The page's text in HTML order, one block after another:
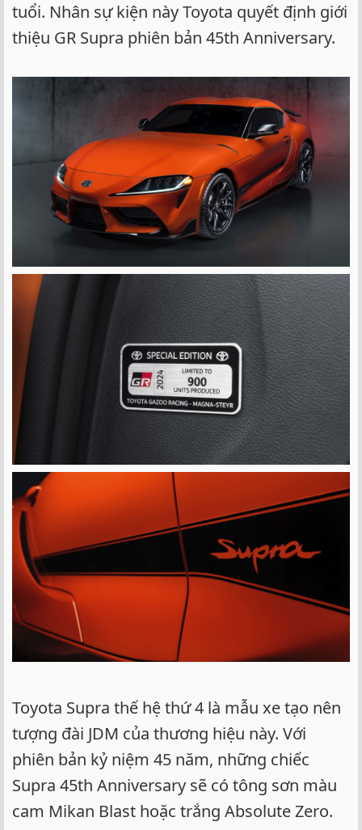
tuổi. Nhân sự kiện này Toyota quyết định giới
thiệu GR Supra phiên bản 45th Anniversary.
Toyota Supra thế hệ thứ 4 là mẫu xe tạo nên
tượng đài JDM của thương hiệu này. Với
phiên bản kỷ niệm 45 năm, những chiếc
Supra 45th Anniversary sẽ có tông sơn màu
cam Mikan Blast hoặc trắng Absolute Zero.